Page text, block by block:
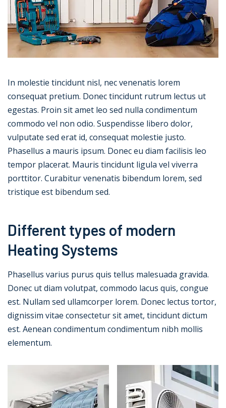
In molestie tincidunt nisl, nec venenatis lorem
consequat pretium. Donec tincidunt rutrum lectus ut
egestas. Proin sit amet leo sed nulla condimentum
commodo vel non odio. Suspendisse libero dolor,
vulputate sed erat id, consequat molestie justo.
Phasellus a mauris ipsum. Donec eu diam facilisis leo
tempor placerat. Mauris tincidunt ligula vel viverra
porttitor. Curabitur venenatis bibendum lorem, sed
tristique est bibendum sed.
Different types of modern
Heating Systems
Phasellus varius purus quis tellus malesuada gravida.
Donec ut diam volutpat, commodo lacus quis, congue
est. Nullam sed ullamcorper lorem. Donec lectus tortor,
dignissim vitae consectetur sit amet, tincidunt dictum
est. Aenean condimentum condimentum nibh mollis
elementum.